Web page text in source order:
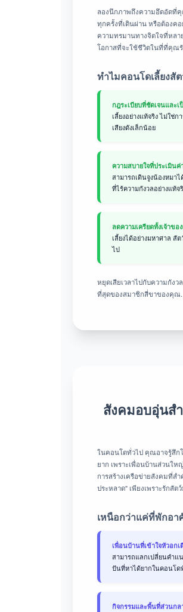
ลองนึกภาพถึงความอึดอัดที่
ทุกครั้งที่เดินผ่าน หรือต้องค
ความทรมานทางจิตใจที่หล
โอกาสที่จะใช้ชีวิตในที่ที่คุณรั
ทำไมคอนโดเลี้ยงสั
กฎระเบียบที่ชัดเจนและเ
เลี้ยงอย่างแท้จริง ไม่ใช่
เสียงดังเล็กน้อย
ความสบายใจที่ประเมินค่
สามารถเดินจูงน้องหมา
ที่ไร้ความกังวลอย่างแท้จ
ลดความเครียดทั้งเจ้าขอ
เลี้ยงได้อย่างมหาศาล สั
ไป
หยุดเสียเวลาไปกับความกัง
ที่สุดของสมาชิกสี่ขาของคุณ.
สังคมอบอุ่นส
ในคอนโดทั่วไป คุณอาจรู้สึก
ยาก เพราะเพื่อนบ้านส่วนใ
การสร้างเครือข่ายสังคมที่ส
ประหลาด" เพียงเพราะรักสัต
เหนือกว่าแค่ที่พักอา
เพื่อนบ้านที่เข้าใจหัวอกเ
สามารถแลกเปลี่ยนคำแ
ปันที่หาได้ยากในคอนโด
กิจกรรมและพื้นที่ส่วนกล